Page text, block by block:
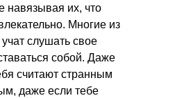
навязывая их, что
Многие из
учат слушать свое
собой. Даже
считают странным
даже если тебе